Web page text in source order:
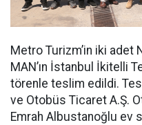
Metro Turizm’in iki adet
MAN’ın İstanbul İkitelli
törenle teslim edildi.
ve Otobüs Ticaret A.Ş.
Emrah Albustanoğlu ev